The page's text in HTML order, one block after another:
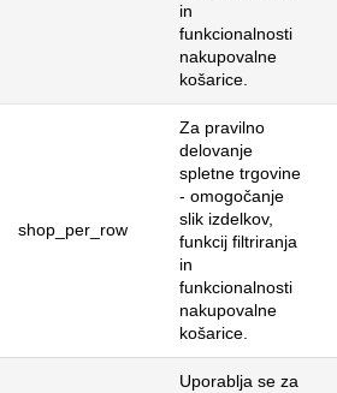
in
funkcionalnosti
nakupovalne
košarice.
shop_per_row
Za pravilno
delovanje
spletne trgovine
- omogočanje
slik izdelkov,
funkcij filtriranja
in
funkcionalnosti
nakupovalne
košarice.
Uporablja se za